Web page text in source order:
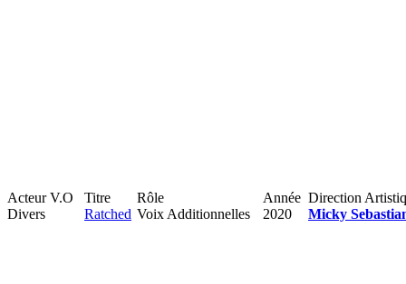
Acteur V.O Titre Rôle Année Direction
Divers
Ratched Voix Additionnelles 2020 Micky